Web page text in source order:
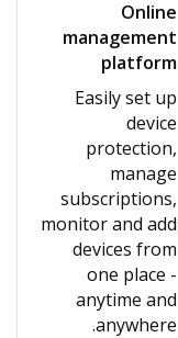
Online
management
platform
Easily set up
device
protection,
manage
subscriptions,
monitor and add
devices from
one place -
anytime and
anywhere.